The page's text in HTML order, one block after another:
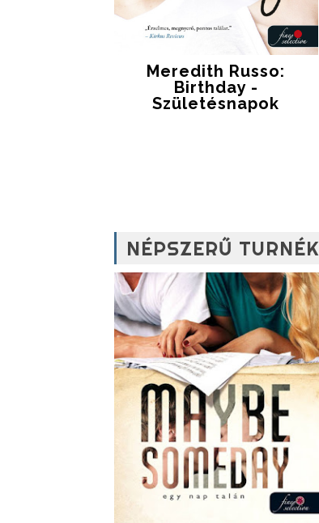
Meredith Russo:
Birthday -
Születésnapok
NÉPSZERŰ TURNÉK